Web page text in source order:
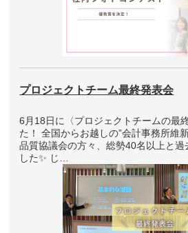
プロジェクトチーム最終発表会
6月18日に〈プロジェクトチームの最
た！ 全国からお越しの”会計事務所維
品質協議会の方々、総勢40名以上と過
した✨ じ…